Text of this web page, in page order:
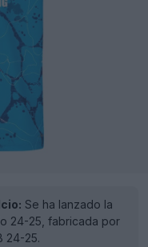
Se ha lanzado la
24-25, fabricada por
24-25.